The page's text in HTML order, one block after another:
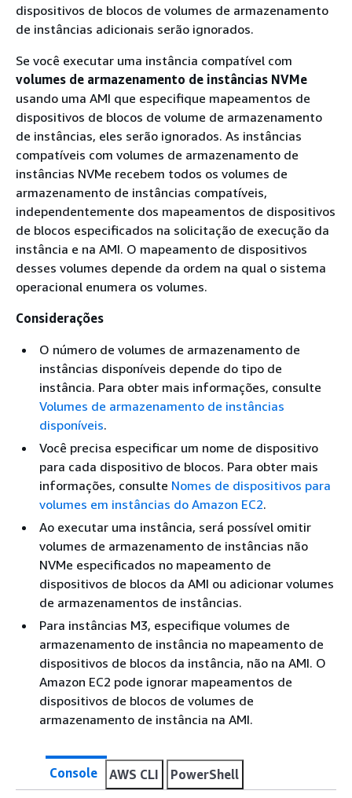
dispositivos de blocos de volumes de armazenamento
de instâncias adicionais serão ignorados.
Se você executar uma instância compatível com
volumes de armazenamento de instâncias NVMe
usando uma AMI que especifique mapeamentos de
dispositivos de blocos de volume de armazenamento
de instâncias, eles serão ignorados. As instâncias
compatíveis com volumes de armazenamento de
instâncias NVMe recebem todos os volumes de
armazenamento de instâncias compatíveis,
independentemente dos mapeamentos de dispositivos
de blocos especificados na solicitação de execução da
instância e na AMI. O mapeamento de dispositivos
desses volumes depende da ordem na qual o sistema
operacional enumera os volumes.
Considerações
O número de volumes de armazenamento de
instâncias disponíveis depende do tipo de
instância. Para obter mais informações, consulte
Volumes de armazenamento de instâncias
disponíveis.
Você precisa especificar um nome de dispositivo
para cada dispositivo de blocos. Para obter mais
informações, consulte Nomes de dispositivos para
volumes em instâncias do Amazon EC2.
Ao executar uma instância, será possível omitir
volumes de armazenamento de instâncias não
NVMe especificados no mapeamento de
dispositivos de blocos da AMI ou adicionar volumes
de armazenamentos de instâncias.
Para instâncias M3, especifique volumes de
armazenamento de instância no mapeamento de
dispositivos de blocos da instância, não na AMI. O
Amazon EC2 pode ignorar mapeamentos de
dispositivos de blocos de volumes de
armazenamento de instância na AMI.
Console AWS CLI PowerShell